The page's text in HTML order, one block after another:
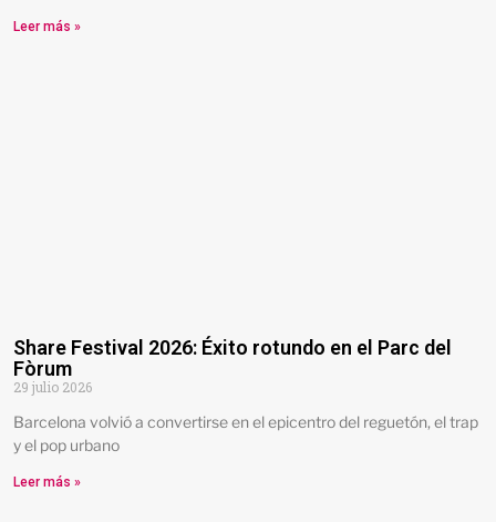
Leer más »
Share Festival 2026: Éxito rotundo en el Parc del
Fòrum
29 julio 2026
Barcelona volvió a convertirse en el epicentro del reguetón, el trap
y el pop urbano
Leer más »